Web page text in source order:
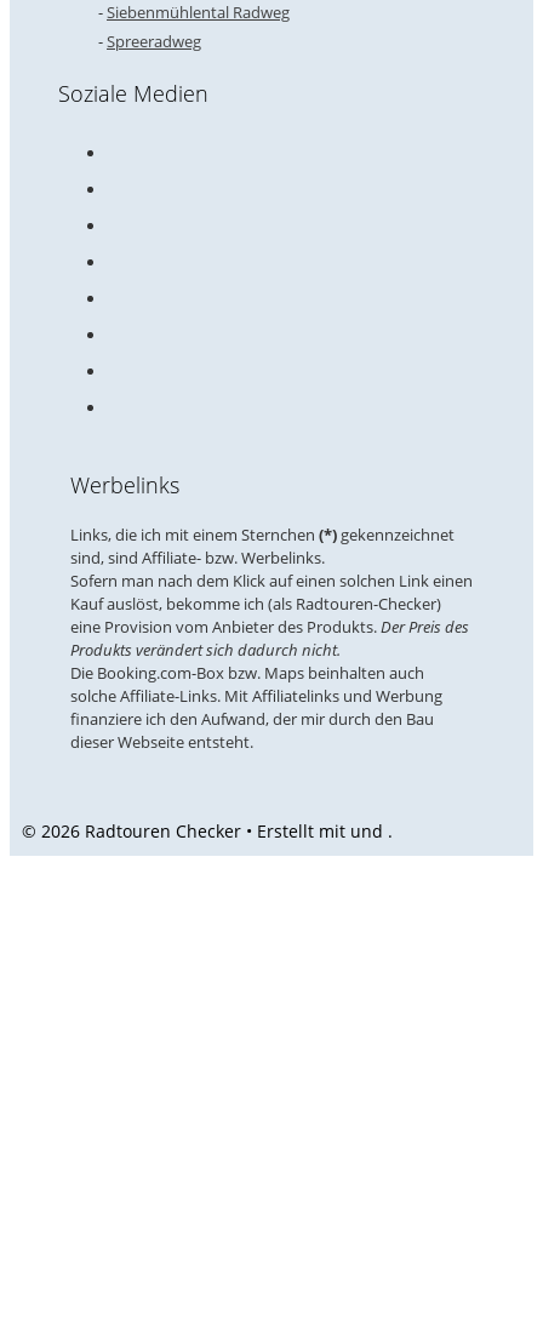
Siebenmühlental Radweg
Spreeradweg
Soziale Medien
Werbelinks
Links, die ich mit einem Sternchen (*)gekennzeichnet
sind, sind Affiliate- bzw. Werbelinks.
Sofern man nach dem Klick auf einen solchen Link einen
Kauf auslöst, bekomme ich (als Radtouren-Checker)
eine Provision vom Anbieter des Produkts.Der Preis des
Produkts verändert sich dadurch nicht.
Die Booking.com-Box bzw. Maps beinhalten auch
solche Affiliate-Links. Mit Affiliatelinks und Werbung
finanziere ich den Aufwand, der mir durch den Bau
dieser Webseite entsteht.
© 2026 Radtouren Checker • Erstellt mit und .